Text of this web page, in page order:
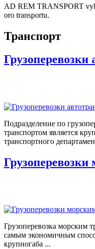
AD REM TRANSPORT
oro transportu.
Транспорт
Грузоперевозки
Подразделение по
транспортом является
транспортного
Грузоперевозка морским
самым экономичным
крупногаба ...